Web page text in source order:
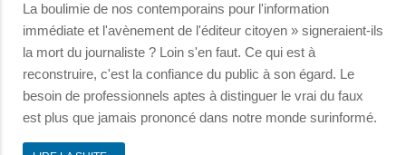
La boulimie de nos contemporains pour l'information
immédiate et l'avènement de l'éditeur citoyen » signeraient-ils
la mort du journaliste ? Loin s'en faut. Ce qui est à
reconstruire, c'est la confiance du public à son égard. Le
besoin de professionnels aptes à distinguer le vrai du faux
est plus que jamais prononcé dans notre monde surinformé.